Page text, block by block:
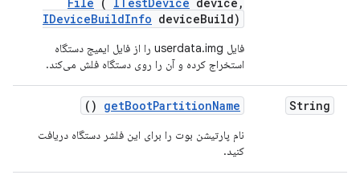
IDeviceBuildInfo deviceBuild)
فایل userdata.img را از فایل ایمیج دستگاه
استخراج کرده و آن را روی دستگاه فلش می‌کند.
String
getBootPartitionName
()
نام پارتیشن بوت را برای این فلشر دستگاه دریافت
کنید.